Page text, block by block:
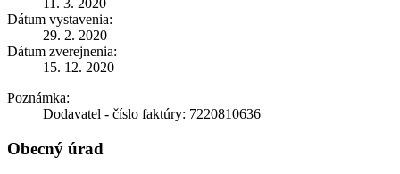
Dátum vystavenia:
29. 2. 2020
Dátum zverejnenia:
15. 12. 2020
Poznámka:
Dodavatel - číslo faktúry: 7220810636
Obecný úrad